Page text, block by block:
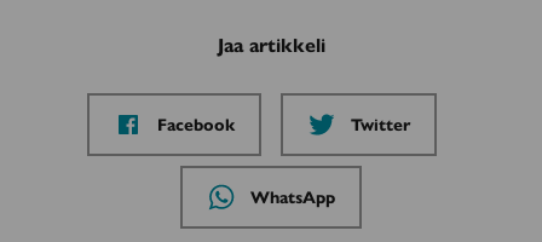
Jaa artikkeli
Jaa
sivu
palvelussa
Facebook
Jaa
sivu
palvelussa
Twitter
Jaa
sivu
WhatsApp